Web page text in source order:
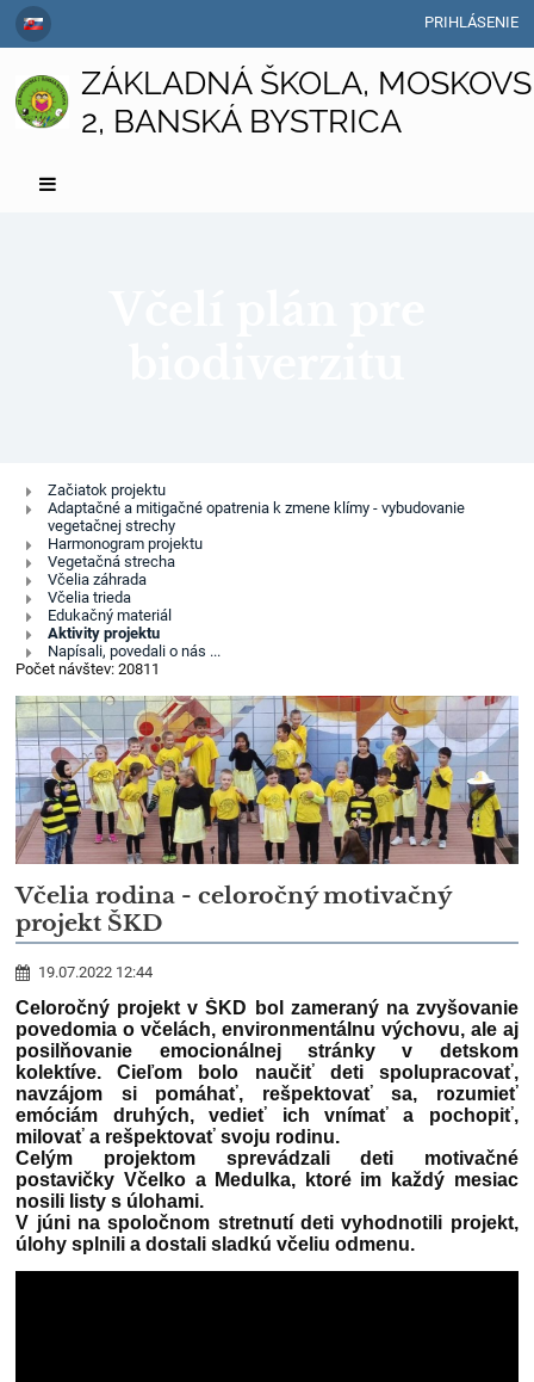
PRIHLÁSENIE
ZÁKLADNÁ ŠKOLA,
2, BANSKÁ BYSTRICA
Včelí
plán
pre
biodiverzitu
Začiatok projektu
Adaptačné a mitigačné opatrenia k zmene klímy - vybudovanie
vegetačnej strechy
Harmonogram projektu
Vegetačná strecha
Včelia záhrada
Včelia trieda
Edukačný materiál
Aktivity projektu
Napísali, povedali o nás ...
Počet návštev: 20811
Včelia rodina - celoročný motivačný
projekt ŠKD
19.07.2022 12:44
Celoročný projekt v ŠKD bol zameraný na zvyšovanie
povedomia o včelách, environmentálnu výchovu, ale aj
posilňovanie emocionálnej stránky v detskom
kolektíve. Cieľom bolo naučiť deti spolupracovať,
navzájom si pomáhať, rešpektovať sa, rozumieť
emóciám druhých, vedieť ich vnímať a pochopiť,
milovať a rešpektovať svoju rodinu.
Celým projektom sprevádzali deti motivačné
postavičky Včelko a Medulka, ktoré im každý mesiac
nosili listy s úlohami.
V júni na spoločnom stretnutí deti vyhodnotili projekt,
úlohy splnili a dostali sladkú včeliu odmenu.